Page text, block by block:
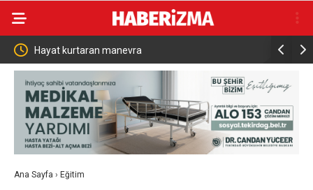
Hayat kurtaran manevra Nilüfer’de
yenilendi
Ana Sayfa › Eğitim